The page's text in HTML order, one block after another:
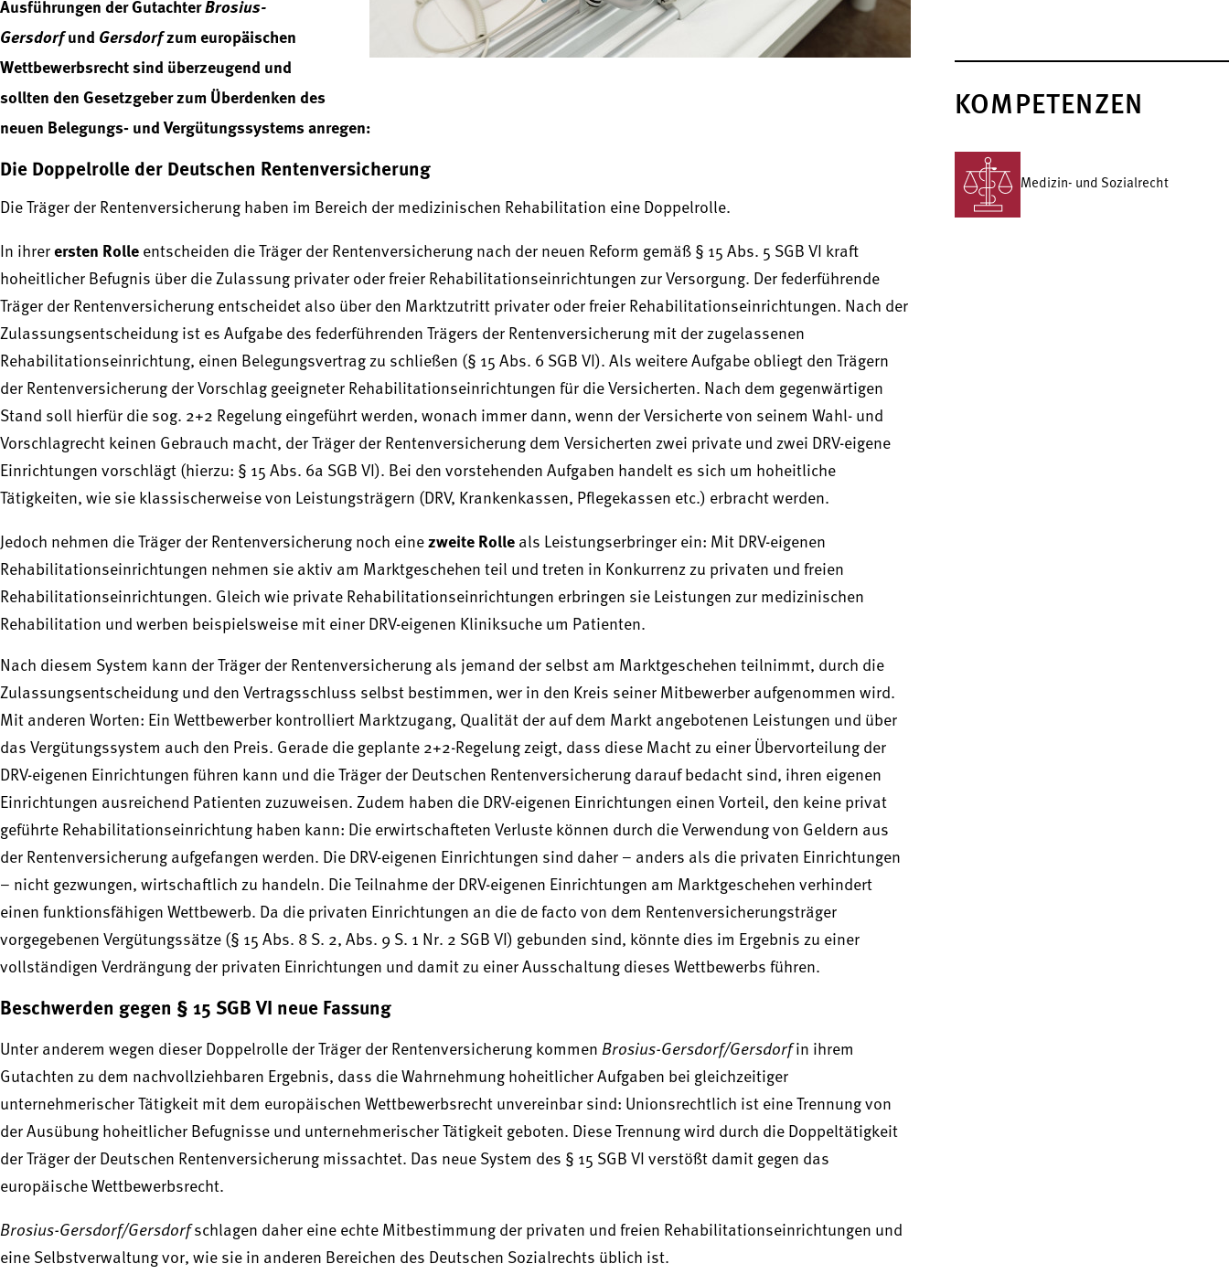
Ausführungen der GutachterBrosius-
Gersdorfund Gersdorfzum europäischen
Wettbewerbsrecht sind überzeugend und
sollten den Gesetzgeber zum Überdenken des
neuen Belegungs- und Vergütungssystems anregen:
Die Doppelrolle der Deutschen Rentenversicherung
Die Träger der Rentenversicherung haben im Bereich der medizinischen Rehabilitation eine Doppelrolle.
In ihrer ersten Rolle entscheiden die Träger der Rentenversicherung nach der neuen Reform gemäß § 15 Abs. 5 SGB VI kraft
hoheitlicher Befugnis über die Zulassung privater oder freier Rehabilitationseinrichtungen zur Versorgung. Der federführende
Träger der Rentenversicherung entscheidet also über den Marktzutritt privater oder freier Rehabilitationseinrichtungen. Nach der
Zulassungsentscheidung ist es Aufgabe des federführenden Trägers der Rentenversicherung mit der zugelassenen
Rehabilitationseinrichtung, einen Belegungsvertrag zu schließen (§ 15 Abs. 6 SGB VI). Als weitere Aufgabe obliegt den Trägern
der Rentenversicherung der Vorschlag geeigneter Rehabilitationseinrichtungen für die Versicherten. Nach dem gegenwärtigen
Stand soll hierfür die sog. 2+2 Regelung eingeführt werden, wonach immer dann, wenn der Versicherte von seinem Wahl- und
Vorschlagrecht keinen Gebrauch macht, der Träger der Rentenversicherung dem Versicherten zwei private und zwei DRV-eigene
Einrichtungen vorschlägt (hierzu: § 15 Abs. 6a SGB VI). Bei den vorstehenden Aufgaben handelt es sich um hoheitliche
Tätigkeiten, wie sie klassischerweise von Leistungsträgern (DRV, Krankenkassen, Pflegekassen etc.) erbracht werden.
Jedoch nehmen die Träger der Rentenversicherung noch eine zweite Rolle als Leistungserbringer ein: Mit DRV-eigenen
Rehabilitationseinrichtungen nehmen sie aktiv am Marktgeschehen teil und treten in Konkurrenz zu privaten und freien
Rehabilitationseinrichtungen. Gleich wie private Rehabilitationseinrichtungen erbringen sie Leistungen zur medizinischen
Rehabilitation und werben beispielsweise mit einer DRV-eigenen Kliniksuche um Patienten.
Nach diesem System kann der Träger der Rentenversicherung als jemand der selbst am Marktgeschehen teilnimmt, durch die
Zulassungsentscheidung und den Vertragsschluss selbst bestimmen, wer in den Kreis seiner Mitbewerber aufgenommen wird.
Mit anderen Worten: Ein Wettbewerber kontrolliert Marktzugang, Qualität der auf dem Markt angebotenen Leistungen und über
das Vergütungssystem auch den Preis. Gerade die geplante 2+2-Regelung zeigt, dass diese Macht zu einer Übervorteilung der
DRV-eigenen Einrichtungen führen kann und die Träger der Deutschen Rentenversicherung darauf bedacht sind, ihren eigenen
Einrichtungen ausreichend Patienten zuzuweisen. Zudem haben die DRV-eigenen Einrichtungen einen Vorteil, den keine privat
geführte Rehabilitationseinrichtung haben kann: Die erwirtschafteten Verluste können durch die Verwendung von Geldern aus
der Rentenversicherung aufgefangen werden. Die DRV-eigenen Einrichtungen sind daher – anders als die privaten Einrichtungen
– nicht gezwungen, wirtschaftlich zu handeln. Die Teilnahme der DRV-eigenen Einrichtungen am Marktgeschehen verhindert
einen funktionsfähigen Wettbewerb. Da die privaten Einrichtungen an die de facto von dem Rentenversicherungsträger
vorgegebenen Vergütungssätze (§ 15 Abs. 8 S. 2, Abs. 9 S. 1 Nr. 2 SGB VI) gebunden sind, könnte dies im Ergebnis zu einer
vollständigen Verdrängung der privaten Einrichtungen und damit zu einer Ausschaltung dieses Wettbewerbs führen.
Beschwerden gegen § 15 SGB VI neue Fassung
Unter anderem wegen dieser Doppelrolle der Träger der Rentenversicherung kommen Brosius-Gersdorf/Gersdorfin ihrem
Gutachten zu dem nachvollziehbaren Ergebnis, dass die Wahrnehmung hoheitlicher Aufgaben bei gleichzeitiger
unternehmerischer Tätigkeit mit dem europäischen Wettbewerbsrecht unvereinbar sind: Unionsrechtlich ist eine Trennung von
der Ausübung hoheitlicher Befugnisse und unternehmerischer Tätigkeit geboten. Diese Trennung wird durch die Doppeltätigkeit
der Träger der Deutschen Rentenversicherung missachtet. Das neue System des § 15 SGB VI verstößt damit gegen das
europäische Wettbewerbsrecht.
Brosius-Gersdorf/Gersdorfschlagen daher eine echte Mitbestimmung der privaten und freien Rehabilitationseinrichtungen und
eine Selbstverwaltung vor, wie sie in anderen Bereichen des Deutschen Sozialrechts üblich ist.
KOMPETENZEN
Medizin- und Sozialrecht